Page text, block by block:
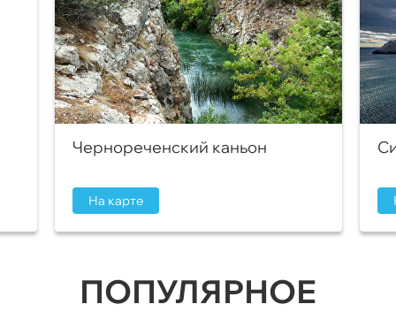
Чернореченский каньон
На карте
ПОПУЛЯРНОЕ